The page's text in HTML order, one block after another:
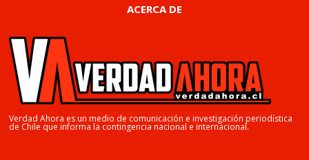
ACERCA DE
Verdad Ahora es un medio de comunicación e investigación periodística
de Chile que informa la contingencia nacional e internacional.